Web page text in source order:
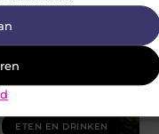
ETEN EN DRINKEN